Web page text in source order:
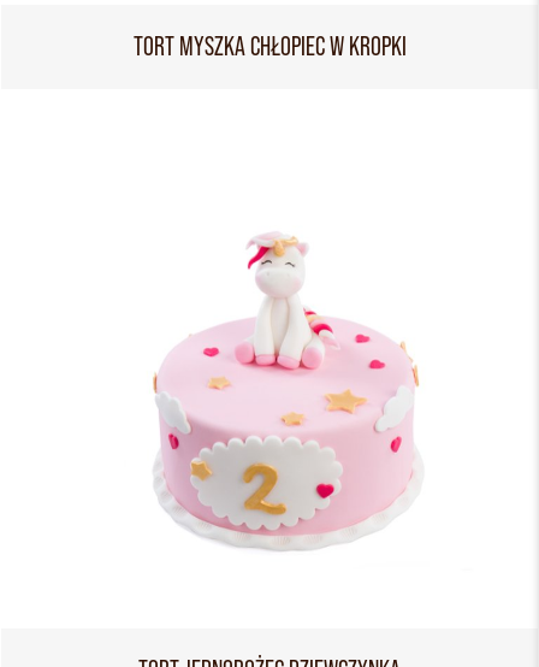
TORT MYSZKA CHŁOPIEC W KROPKI